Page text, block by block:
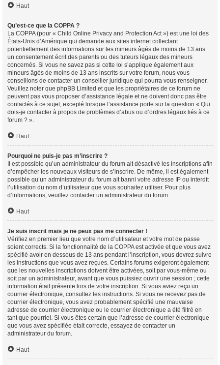
Haut
Qu’est-ce que la COPPA ?
La COPPA (pour « Child Online Privacy and Protection Act ») est une loi des
États-Unis d’Amérique qui demande aux sites internet collectant
potentiellement des informations sur les mineurs âgés de moins de 13 ans
un consentement écrit des parents ou des tuteurs légaux des mineurs
concernés. Si vous ne savez pas si cette loi s’applique également aux
mineurs âgés de moins de 13 ans inscrits sur votre forum, nous vous
conseillons de contacter un conseiller juridique qui pourra vous renseigner.
Veuillez noter que phpBB Limited et que les propriétaires de ce forum ne
peuvent pas vous proposer d’assistance légale et ne doivent donc pas être
contactés à ce sujet, excepté lorsque l’assistance porte sur la question « Qui
dois-je contacter à propos de problèmes d’abus ou d’ordres légaux liés à ce
forum ? ».
Haut
Pourquoi ne puis-je pas m’inscrire ?
Il est possible qu’un administrateur du forum ait désactivé les inscriptions afin
d’empêcher les nouveaux visiteurs de s’inscrire. De même, il est également
possible qu’un administrateur du forum ait banni votre adresse IP ou interdit
l’utilisation du nom d’utilisateur que vous souhaitez utiliser. Pour plus
d’informations, veuillez contacter un administrateur du forum.
Haut
Je suis inscrit mais je ne peux pas me connecter !
Vérifiez en premier lieu que votre nom d’utilisateur et votre mot de passe
soient corrects. Si la fonctionnalité de la COPPA est activée et que vous avez
spécifié avoir en dessous de 13 ans pendant l’inscription, vous devrez suivre
les instructions que vous avez reçues. Certains forums exigeront également
que les nouvelles inscriptions doivent être activées, soit par vous-même ou
soit par un administrateur, avant que vous puissiez ouvrir une session ; cette
information était présente lors de votre inscription. Si vous aviez reçu un
courrier électronique, consultez les instructions. Si vous ne recevez pas de
courrier électronique, vous avez probablement spécifié une mauvaise
adresse de courrier électronique ou le courrier électronique a été filtré en
tant que pourriel. Si vous êtes certain que l’adresse de courrier électronique
que vous avez spécifiée était correcte, essayez de contacter un
administrateur du forum.
Haut